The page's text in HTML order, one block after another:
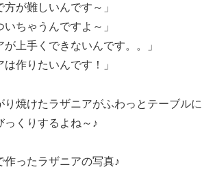
方が難しいんです～」
いちゃうんですよ～」
が上手くできないんです。。」
は作りたいんです！」
り焼けたラザニアがふわっとテーブルに
っくりするよね～♪
作ったラザニアの写真♪